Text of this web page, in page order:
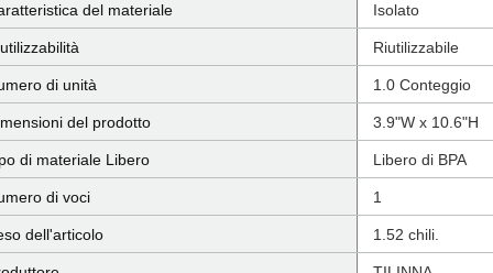
del materiale Isolato
Riutilizzabile
di unità 1.0 Conteggio
del prodotto 3.9"W x 10.6"H
di materiale Libero Libero di BPA
di voci 1
dell'articolo 1.52 chili.